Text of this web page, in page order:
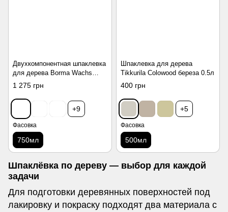
Двухкомпонентная шпаклевка
для дерева Borma Wachs
Holzmasse 2K 05 сосна 750мл
1 275 грн
+9
Фасовка
750мл
Шпаклевка для дерева
Tikkurila Colowood береза ​​0.5л
400 грн
+5
Фасовка
500мл
Шпаклёвка по дереву — выбор для каждой
задачи
Для подготовки деревянных поверхностей под
лакировку и покраску подходят два материала с